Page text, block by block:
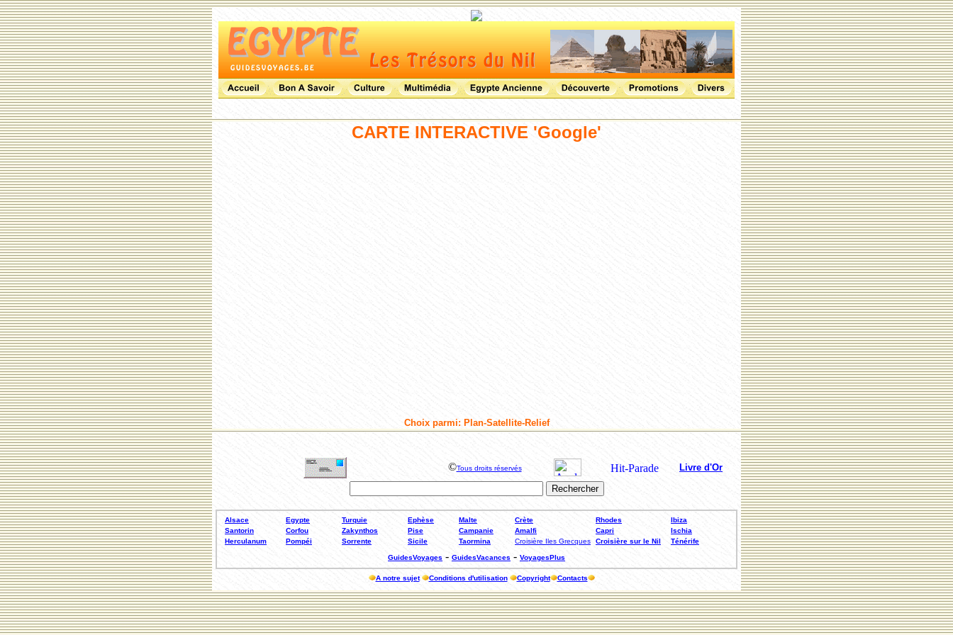
CARTE INTERACTIVE 'Google'
Choix parmi: Plan-Satellite-Relief
©Tous droits réservés Livre d'Or
Alsace Egypte Turquie Ephèse Malte Crète Rhodes
Ibiza
Santorin
Corfou Zakynthos Pise Campanie Amalfi Capri
Ischia
Herculanum
Pompéi Sorrente Sicile Taormina Croisière Iles Grecques Croisière sur le Nil Ténérife
GuidesVoyages - GuidesVacances - VoyagesPlus
A notre sujet Conditions d'utilisation Copyright Contacts